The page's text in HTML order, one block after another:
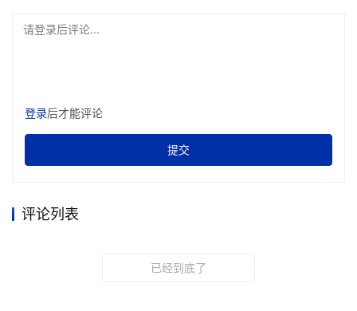
请登录后评论...
登录后才能评论
提交
评论列表
已经到底了